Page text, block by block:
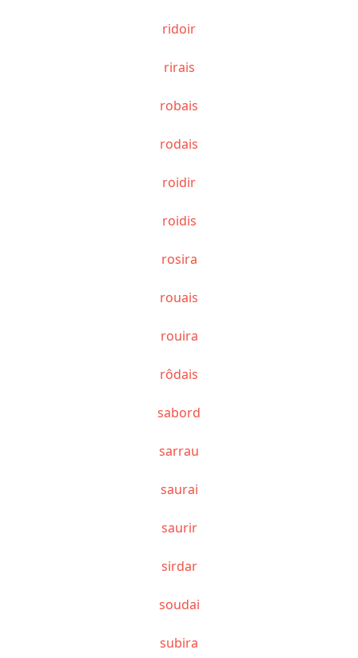
ridoir
rirais
robais
rodais
roidir
roidis
rosira
rouais
rouira
rôdais
sabord
sarrau
saurai
saurir
sirdar
soudai
subira